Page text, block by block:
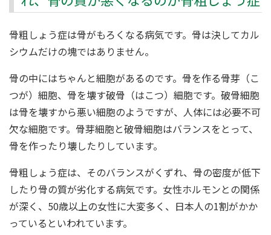
骨粗しょう症は骨がもろくなる病気です。骨は決してカル
シウムだけの塊ではありません。
骨の中にはちゃんと細胞があるのです。骨を作る骨芽（こ
つが）細胞、骨を壊す破骨（はこつ）細胞です。破骨細胞
は骨を壊すから悪い細胞のようですが、人体には必要不可
欠な細胞です。骨芽細胞と破骨細胞はバランスをとって、
骨を作ったり壊したりしています。
骨粗しょう症は、そのバランスがくずれ、骨の密度が低下
したり骨の質が劣化する病気です。女性ホルモンとの関係
が深く、50歳以上の女性に大変多く、日本人の1割がかか
っているといわれています。